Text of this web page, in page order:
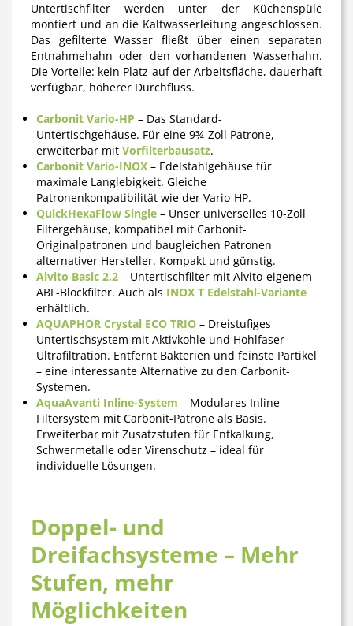
Untertischfilter werden unter der Küchenspüle
montiert und an die Kaltwasserleitung angeschlossen.
Das gefilterte Wasser fließt über einen separaten
Entnahmehahn oder den vorhandenen Wasserhahn.
Die Vorteile: kein Platz auf der Arbeitsfläche, dauerhaft
verfügbar, höherer Durchfluss.
Carbonit Vario-HP – Das Standard-
Untertischgehäuse. Für eine 9¾-Zoll Patrone,
erweiterbar mitVorfilterbausatz.
Carbonit Vario-INOX – Edelstahlgehäuse für
maximale Langlebigkeit. Gleiche
Patronenkompatibilität wie der Vario-HP.
QuickHexaFlow Single – Unser universelles 10-Zoll
Filtergehäuse, kompatibel mit Carbonit-
Originalpatronen und baugleichen Patronen
alternativer Hersteller. Kompakt und günstig.
Alvito Basic 2.2 – Untertischfilter mit Alvito-eigenem
ABF-Blockfilter. Auch als INOX T Edelstahl-Variante
erhältlich.
AQUAPHOR Crystal ECO TRIO – Dreistufiges
Untertischsystem mit Aktivkohle und Hohlfaser-
Ultrafiltration. Entfernt Bakterien und feinste Partikel
– eine interessante Alternative zu den Carbonit-
Systemen.
AquaAvanti Inline-System – Modulares Inline-
Filtersystem mit Carbonit-Patrone als Basis.
Erweiterbar mit Zusatzstufen für Entkalkung,
Schwermetalle oder Virenschutz – ideal für
individuelle Lösungen.
Doppel- und
Dreifachsysteme – Mehr
Stufen, mehr
Möglichkeiten